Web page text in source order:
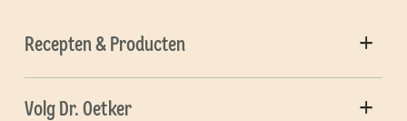
Recepten & Producten
Volg Dr. Oetker